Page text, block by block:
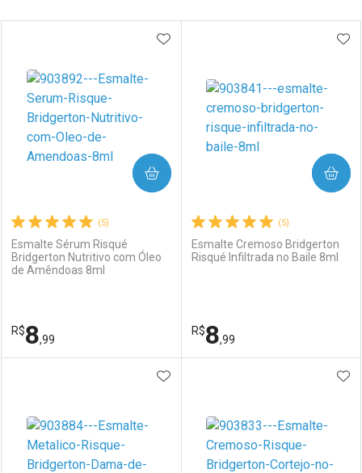
(5)
Esmalte Sérum Risqué
Bridgerton Nutritivo com Óleo
de Amêndoas 8ml
R$8,99
ADICIONAR AOS FAVORITOS
COMPRAR
Laboratório
Por Menos
(5)
Esmalte Cremoso Bridgerton
Risqué Infiltrada no Baile 8ml
R$8,99
COMPRAR
Laboratório
Por Menos
ADICIONAR AOS FAVORITOS